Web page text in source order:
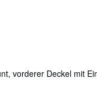
vorderer Deckel mit